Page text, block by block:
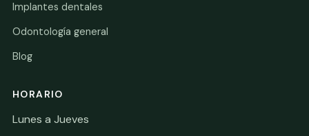
Implantes dentales
Odontología general
Blog
HORARIO
Lunes a Jueves